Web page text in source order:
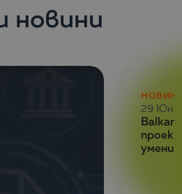
новини
29 Юни
Balkan